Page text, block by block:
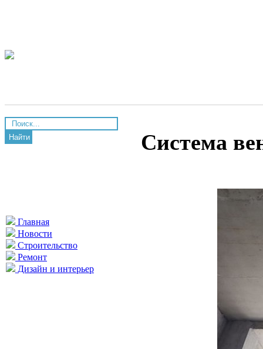
Найти
Главная
Новости
Строительство
Ремонт
Дизайн и интерьер
Система